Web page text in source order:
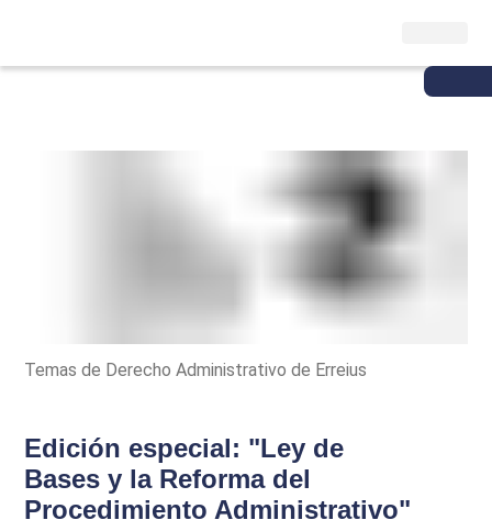
Temas de Derecho Administrativo de Erreius
Edición especial: "Ley de
Bases y la Reforma del
Procedimiento Administrativo"